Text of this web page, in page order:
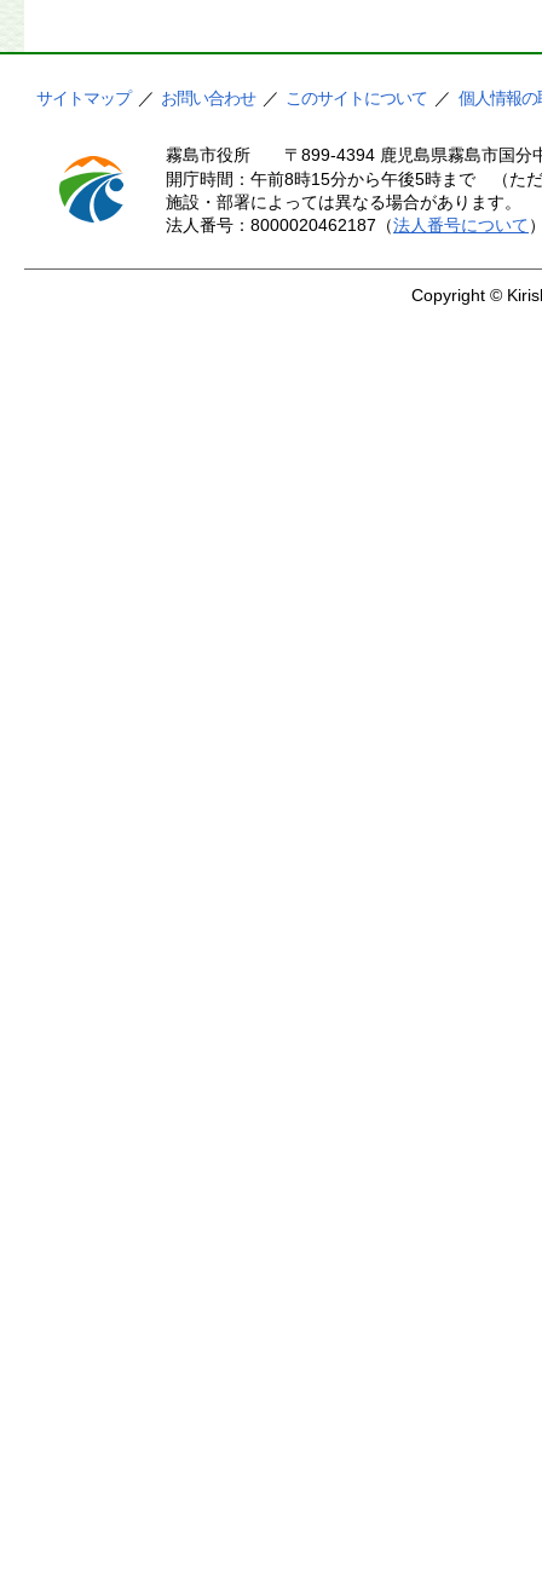
サイトマップ ／ お問い合わせ ／ このサイトについて ／ 個人情報の
霧島市役所
〒899-4394 鹿児島県霧島市国
開庁時間：午前8時15分から午後5時まで （た
施設・部署によっては異なる場合があります。
法人番号：8000020462187（法人番号について
Copyright ©